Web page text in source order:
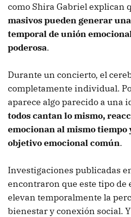
como Shira Gabriel explican
masivos pueden generar
temporal de unión
poderosa.
Durante un concierto, el
completamente individual.
aparece algo parecido a una
todos cantan lo mismo,
emocionan al mismo tiempo
objetivo emocional común.
Investigaciones publicadas
encontraron que este tipo de
elevan temporalmente la
bienestar y conexión social. Y